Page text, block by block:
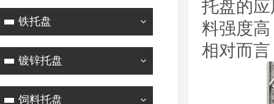
铁托盘
镀锌托盘
饲料托盘
托盘的
料强度
相对而